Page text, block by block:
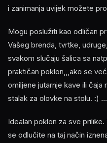
i zanimanja uvijek možete
Mogu poslužiti kao odličan
Vašeg brenda, tvrtke,
svakom slučaju šalica sa
praktičan poklon,,,ako se
omiljene jutarnje kave ili
stalak za olovke na stolu. :)
Idealan poklon za sve
se odlučite na taj način